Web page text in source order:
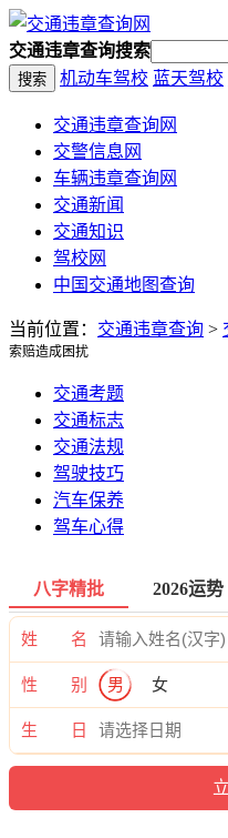
交通违章查询搜索
搜索 机动车驾校 蓝天驾校
交通违章查询网
交警信息网
车辆违章查询网
交通新闻
交通知识
驾校网
中国交通地图查询
当前位置： 交通违章查询 >
索赔造成困扰
交通考题
交通标志
交通法规
驾驶技巧
汽车保养
驾车心得
八字精批 2026运势
姓 名
性 别 男 女
生 日